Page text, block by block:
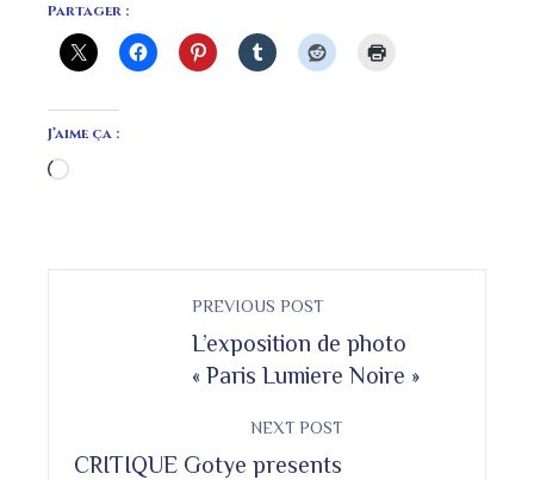
Partager :
J’aime ça :
Chargement…
PREVIOUS POST
L’exposition de photo
« Paris Lumiere Noire »
NEXT POST
CRITIQUE Gotye presents